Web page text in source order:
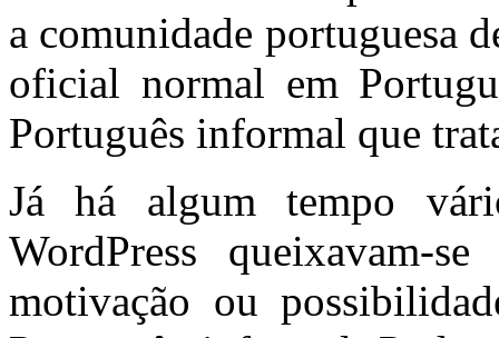
a comunidade portuguesa
oficial normal em
Português informal que
Já há algum tempo
WordPress queixavam-
motivação ou